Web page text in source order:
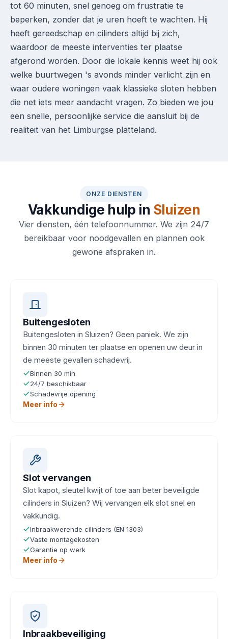
tot 60 minuten, snel genoeg om frustratie te
beperken, zonder dat je uren hoeft te wachten. Hij
heeft gereedschap en cilinders altijd bij zich,
waardoor de meeste interventies ter plaatse
afgerond worden. Door die lokale kennis weet hij ook
welke buurtwegen 's avonds minder verlicht zijn en
waar oudere woningen vaak klassieke sloten hebben
die net iets meer aandacht vragen. Zo bieden we jou
een snelle, persoonlijke service die aansluit bij de
realiteit van het Limburgse platteland.
ONZE DIENSTEN
Vakkundige hulp in Sluizen
Vier diensten, één telefoonnummer. We zijn 24/7
bereikbaar voor noodgevallen en plannen ook
gewone afspraken in.
Buitengesloten
Buitengesloten in Sluizen? Geen paniek. We zijn
binnen 30 minuten ter plaatse en openen uw deur in
de meeste gevallen schadevrij.
Binnen 30 min
24/7 beschikbaar
Schadevrije opening
Meer info
Slot vervangen
Slot kapot, sleutel kwijt of toe aan beter beveiligde
cilinders in Sluizen? Wij vervangen elk slot snel en
vakkundig.
Inbraakwerende cilinders (EN 1303)
Vaste montagekosten
Garantie op werk
Meer info
Inbraakbeveiliging